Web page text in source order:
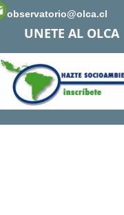
observatorio@olca.cl
UNETE AL OLCA